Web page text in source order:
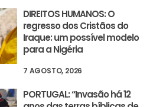
DIREITOS HUMANOS: O
regresso dos Cristãos do
Iraque: um possível modelo
para a Nigéria
7 AGOSTO, 2026
PORTUGAL: “Invasão há 12